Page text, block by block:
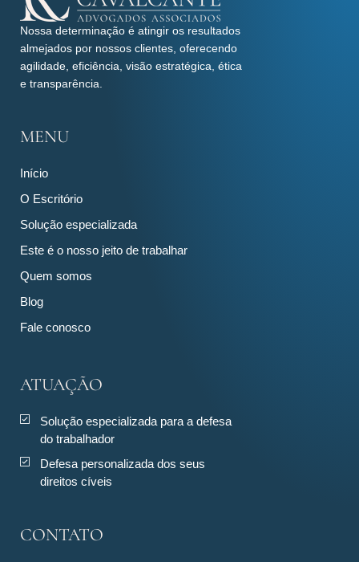
Nossa determinação é atingir os resultados
almejados por nossos clientes, oferecendo
agilidade, eficiência, visão estratégica, ética
e transparência.
MENU
Início
O Escritório
Solução especializada
Este é o nosso jeito de trabalhar
Quem somos
Blog
Fale conosco
ATUAÇÃO
Solução especializada para a defesa
do trabalhador
Defesa personalizada dos seus
direitos cíveis
CONTATO